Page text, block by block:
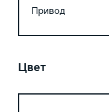
Привод
Цвет